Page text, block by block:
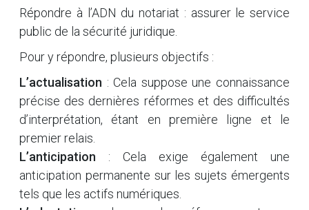
Répondre à l’ADN du notariat : assurer le service
public de la sécurité juridique.
Pour y répondre, plusieurs objectifs :
L’actualisation : Cela suppose une connaissance
précise des dernières réformes et des difficultés
d’interprétation, étant en première ligne et le
premier relais.
L’anticipation : Cela exige également une
anticipation permanente sur les sujets émergents
tels que les actifs numériques.